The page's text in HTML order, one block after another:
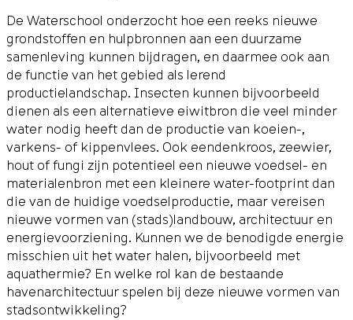
De Waterschool onderzocht hoe een reeks nieuwe
grondstoffen en hulpbronnen aan een duurzame
samenleving kunnen bijdragen, en daarmee ook aan
de functie van het gebied als lerend
productielandschap. Insecten kunnen bijvoorbeeld
dienen als een alternatieve eiwitbron die veel minder
water nodig heeft dan de productie van koeien-,
varkens- of kippenvlees. Ook eendenkroos, zeewier,
hout of fungi zijn potentieel een nieuwe voedsel- en
materialenbron met een kleinere water-footprint dan
die van de huidige voedselproductie, maar vereisen
nieuwe vormen van (stads)landbouw, architectuur en
energievoorziening. Kunnen we de benodigde energie
misschien uit het water halen, bijvoorbeeld met
aquathermie? En welke rol kan de bestaande
havenarchitectuur spelen bij deze nieuwe vormen van
stadsontwikkeling?